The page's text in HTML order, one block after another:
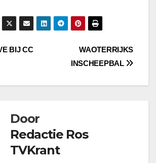
WAOTERRIJKS
INSCHEEPBAL
BIJ CC
Door
Redactie Ros
TVKrant